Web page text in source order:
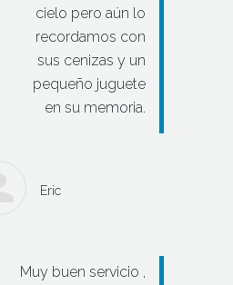
cielo pero aún lo
recordamos con
sus cenizas y un
pequeño juguete
en su memoria.
Eric
Muy buen servicio ,